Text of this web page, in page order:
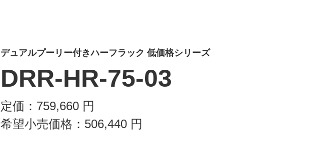
デュアルプーリー付きハーフラック 低価格シリーズ
DRR-HR-75-03
定価： 759,660 円
希望小売価格： 506,440 円